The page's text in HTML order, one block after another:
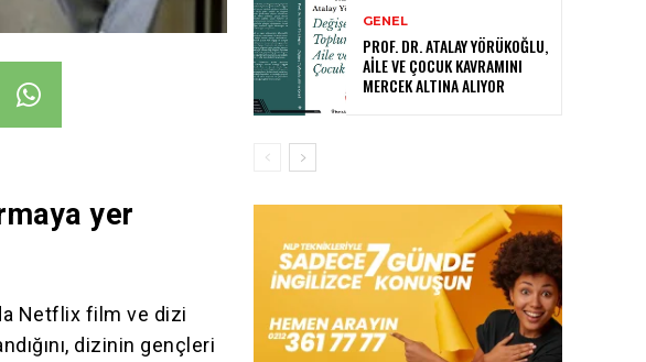
yer
Netflix film ve dizi
dizinin gençleri
GENEL
PROF. DR. ATALAY YÖRÜKOĞLU,
AILE VE ÇOCUK KAVRAMINI
MERCEK ALTINA ALIYOR